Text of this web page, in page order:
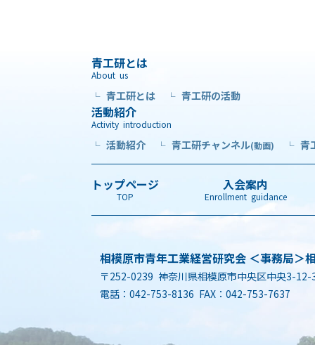
青工研とは
About us
└ 青工研とは └ 青工研の活動
活動紹介
Activity introduction
└ 活動紹介 └ 青工研チャンネル(動画) └ 青
トップページ
TOP
入会案内
Enrollment guidance
相模原市青年工業経営研究会 ＜事務局＞
〒252-0239 神奈川県相模原市中央区中央3-12-
電話：042-753-8136 FAX：042-753-7637